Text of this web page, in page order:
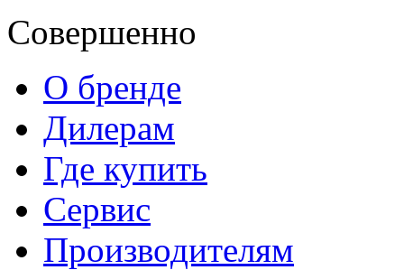
Совершенно
О бренде
Дилерам
Где купить
Сервис
Производителям